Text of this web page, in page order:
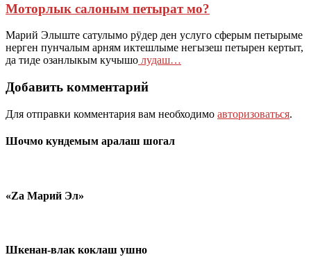
Моторлык салоным петырат мо?
Марий Элыште сатулымо рӱдер ден услуго сферым петырыме
нерген пунчалым арням иктешлыме негызеш петырен кертыт,
да тиде озанлыкым кучышо лудаш…
Добавить комментарий
Для отправки комментария вам необходимо авторизоваться.
Шочмо кундемым аралаш шогал
«Zа Марий Эл»
Шкенан-влак коклаш ушно